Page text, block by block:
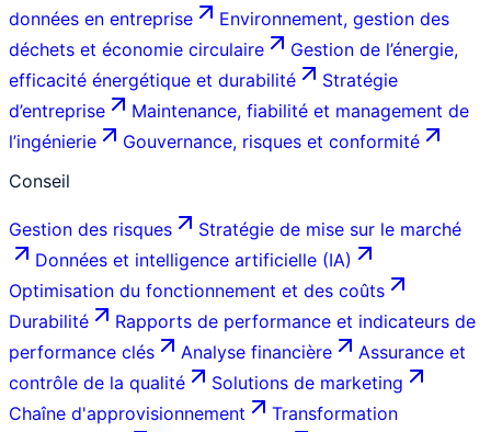
données en entreprise
Environnement, gestion des
déchets et économie circulaire
Gestion de l’énergie,
efficacité énergétique et durabilité
Stratégie
d’entreprise
Maintenance, fiabilité et management de
l’ingénierie
Gouvernance, risques et conformité
Conseil
Gestion des risques
Stratégie de mise sur le marché
Données et intelligence artificielle (IA)
Optimisation du fonctionnement et des coûts
Durabilité
Rapports de performance et indicateurs de
performance clés
Analyse financière
Assurance et
contrôle de la qualité
Solutions de marketing
Chaîne d'approvisionnement
Transformation